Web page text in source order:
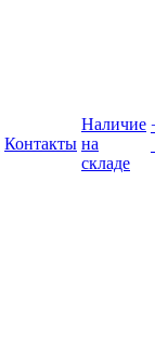
Контакты
Наличие
на
складе